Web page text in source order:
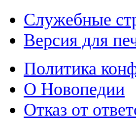
Служебные
Версия для
Политика
О Новопедии
Отказ от